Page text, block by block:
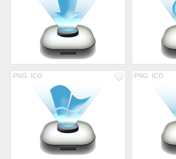
PNG ICO PNG ICO